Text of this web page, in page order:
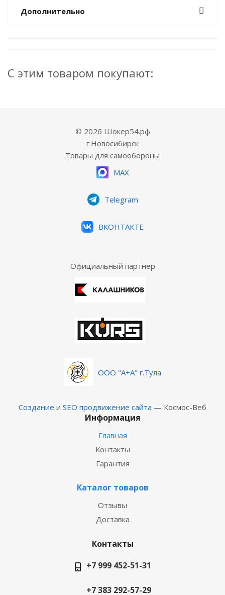
Дополнительно
С этим товаром покупают:
© 2026 Шокер54.рф
г.Новосибирск
Товары для самообороны
MAX
Telegram
ВКОНТАКТЕ
Официальный партнер
ООО "А+А" г.Тула
Создание и SEO продвижение сайта — Космос-Веб
Информация
Главная
Контакты
Гарантия
Каталог товаров
Отзывы
Доставка
Контакты
+7 999 452-51-31
+7 383 292-57-29